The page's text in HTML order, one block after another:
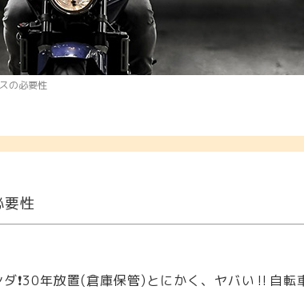
の必要性
性
❗️30年放置(倉庫保管)とにかく、ヤバい‼️自転